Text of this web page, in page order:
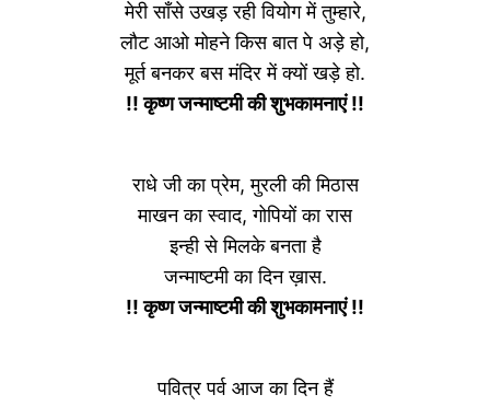
मेरी साँसे उखड़ रही वियोग में तुम्हारे,
लौट आओ मोहने किस बात पे अड़े हो,
मूर्त बनकर बस मंदिर में क्यों खड़े हो.
!! कृष्ण जन्माष्टमी की शुभकामनाएं !!
राधे जी का प्रेम, मुरली की मिठास
माखन का स्वाद, गोपियों का रास
इन्ही से मिलके बनता है
जन्माष्टमी का दिन ख़ास.
!! कृष्ण जन्माष्टमी की शुभकामनाएं !!
पवित्र पर्व आज का दिन हैं